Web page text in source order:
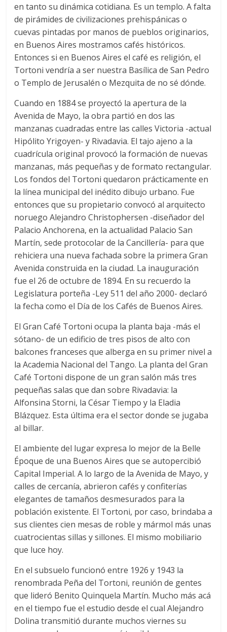
en tanto su dinámica cotidiana. Es un templo. A falta
de pirámides de civilizaciones prehispánicas o
cuevas pintadas por manos de pueblos originarios,
en Buenos Aires mostramos cafés históricos.
Entonces si en Buenos Aires el café es religión, el
Tortoni vendría a ser nuestra Basílica de San Pedro
o Templo de Jerusalén o Mezquita de no sé dónde.
Cuando en 1884 se proyectó la apertura de la
Avenida de Mayo, la obra partió en dos las
manzanas cuadradas entre las calles Victoria -actual
Hipólito Yrigoyen- y Rivadavia. El tajo ajeno a la
cuadrícula original provocó la formación de nuevas
manzanas, más pequeñas y de formato rectangular.
Los fondos del Tortoni quedaron prácticamente en
la línea municipal del inédito dibujo urbano. Fue
entonces que su propietario convocó al arquitecto
noruego Alejandro Christophersen -diseñador del
Palacio Anchorena, en la actualidad Palacio San
Martín, sede protocolar de la Cancillería- para que
rehiciera una nueva fachada sobre la primera Gran
Avenida construida en la ciudad. La inauguración
fue el 26 de octubre de 1894. En su recuerdo la
Legislatura porteña -Ley 511 del año 2000- declaró
la fecha como el Día de los Cafés de Buenos Aires.
El Gran Café Tortoni ocupa la planta baja -más el
sótano- de un edificio de tres pisos de alto con
balcones franceses que alberga en su primer nivel a
la Academia Nacional del Tango. La planta del Gran
Café Tortoni dispone de un gran salón más tres
pequeñas salas que dan sobre Rivadavia: la
Alfonsina Storni, la César Tiempo y la Eladia
Blázquez. Esta última era el sector donde se jugaba
al billar.
El ambiente del lugar expresa lo mejor de la Belle
Époque de una Buenos Aires que se autopercibió
Capital Imperial. A lo largo de la Avenida de Mayo, y
calles de cercanía, abrieron cafés y confiterías
elegantes de tamaños desmesurados para la
población existente. El Tortoni, por caso, brindaba a
sus clientes cien mesas de roble y mármol más unas
cuatrocientas sillas y sillones. El mismo mobiliario
que luce hoy.
En el subsuelo funcionó entre 1926 y 1943 la
renombrada Peña del Tortoni, reunión de gentes
que lideró Benito Quinquela Martín. Mucho más acá
en el tiempo fue el estudio desde el cual Alejandro
Dolina transmitió durante muchos viernes su